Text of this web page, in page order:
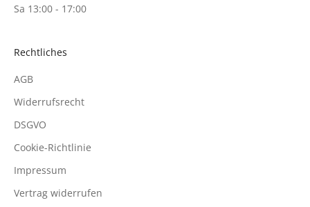
Sa 13:00 - 17:00
Rechtliches
AGB
Widerrufsrecht
DSGVO
Cookie-Richtlinie
Impressum
Vertrag widerrufen